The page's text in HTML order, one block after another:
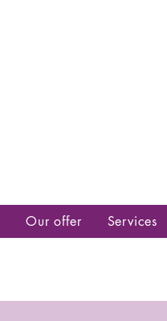
Our offer Services